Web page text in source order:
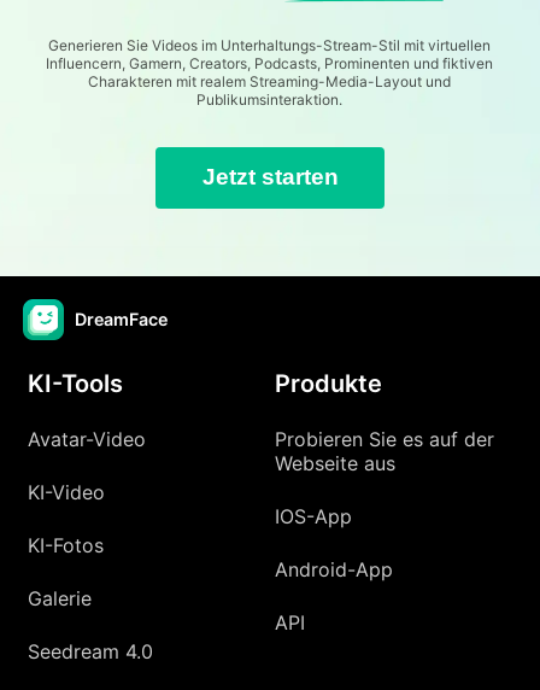
Generieren Sie Videos im Unterhaltungs-Stream-Stil mit virtuellen
Influencern, Gamern, Creators, Podcasts, Prominenten und fiktiven
Charakteren mit realem Streaming-Media-Layout und
Publikumsinteraktion.
Jetzt starten
DreamFace
KI-Tools
Avatar-Video
KI-Video
KI-Fotos
Galerie
Seedream 4.0
Produkte
Probieren Sie es auf der
Webseite aus
IOS-App
Android-App
API